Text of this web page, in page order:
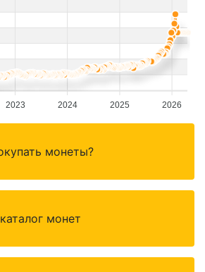
2023 2024 2025 2026
монеты?
монет